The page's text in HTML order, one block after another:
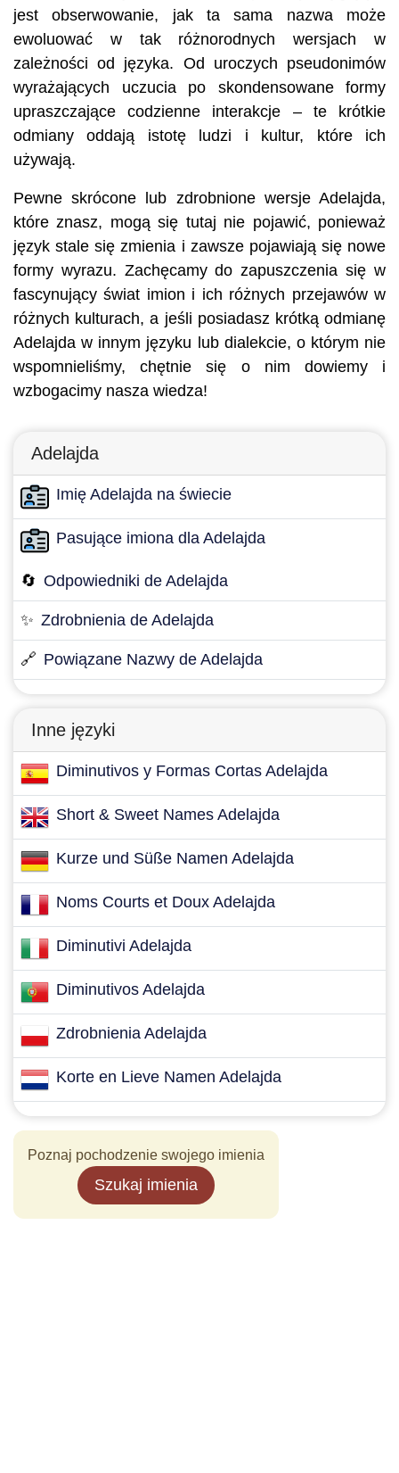
jest obserwowanie, jak ta sama nazwa może
ewoluować w tak różnorodnych wersjach w
zależności od języka. Od uroczych pseudonimów
wyrażających uczucia po skondensowane formy
upraszczające codzienne interakcje – te krótkie
odmiany oddają istotę ludzi i kultur, które ich
używają.
Pewne skrócone lub zdrobnione wersje Adelajda,
które znasz, mogą się tutaj nie pojawić, ponieważ
język stale się zmienia i zawsze pojawiają się nowe
formy wyrazu. Zachęcamy do zapuszczenia się w
fascynujący świat imion i ich różnych przejawów w
różnych kulturach, a jeśli posiadasz krótką odmianę
Adelajda w innym języku lub dialekcie, o którym nie
wspomnieliśmy, chętnie się o nim dowiemy i
wzbogacimy nasza wiedza!
Adelajda
Imię Adelajda na świecie
Pasujące imiona dla Adelajda
🔄 Odpowiedniki de Adelajda
✨ Zdrobnienia de Adelajda
🔗 Powiązane Nazwy de Adelajda
Inne języki
Diminutivos y Formas Cortas Adelajda
Short & Sweet Names Adelajda
Kurze und Süße Namen Adelajda
Noms Courts et Doux Adelajda
Diminutivi Adelajda
Diminutivos Adelajda
Zdrobnienia Adelajda
Korte en Lieve Namen Adelajda
Poznaj pochodzenie swojego imienia
Szukaj imienia